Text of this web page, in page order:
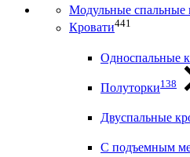
Модульные спальные
Кровати441
Односпальные
Полуторки138
Двуспальные
С подъемным